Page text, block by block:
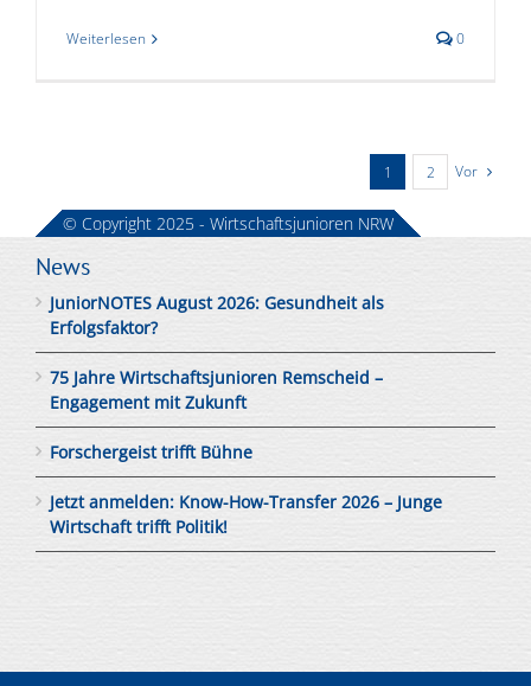
Weiterlesen 0
1 2 Vor
News
JuniorNOTES August 2026: Gesundheit als
Erfolgsfaktor?
75 Jahre Wirtschaftsjunioren Remscheid –
Engagement mit Zukunft
Forschergeist trifft Bühne
Jetzt anmelden: Know-How-Transfer 2026 – Junge
Wirtschaft trifft Politik!
© Copyright 2025 - Wirtschaftsjunioren NRW